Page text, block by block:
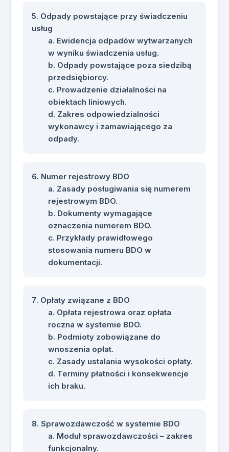
Odpady powstające przy świadczeniu
usług
Ewidencja odpadów wytwarzanych
w wyniku świadczenia usług.
Odpady powstające poza siedzibą
przedsiębiorcy.
Prowadzenie działalności na
obiektach liniowych.
Zakres odpowiedzialności
wykonawcy i zamawiającego za
odpady.
Numer rejestrowy BDO
Zasady posługiwania się numerem
rejestrowym BDO.
Dokumenty wymagające
oznaczenia numerem BDO.
Przykłady prawidłowego
stosowania numeru BDO w
dokumentacji.
Opłaty związane z BDO
Opłata rejestrowa oraz opłata
roczna w systemie BDO.
Podmioty zobowiązane do
wnoszenia opłat.
Zasady ustalania wysokości opłaty.
Terminy płatności i konsekwencje
ich braku.
Sprawozdawczość w systemie BDO
Moduł sprawozdawczości – zakres
funkcjonalny.